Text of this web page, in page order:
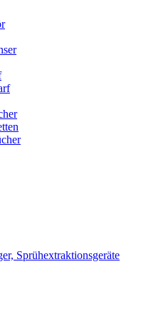
Sprühextraktionsgeräte